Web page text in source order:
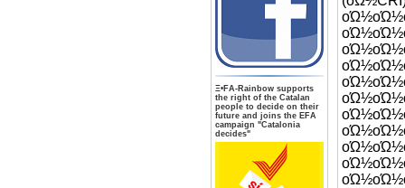
Ξ•FA-Rainbow supports
the right of the Catalan
people to decide on their
future and joins the EFA
campaign "Catalonia
decides"